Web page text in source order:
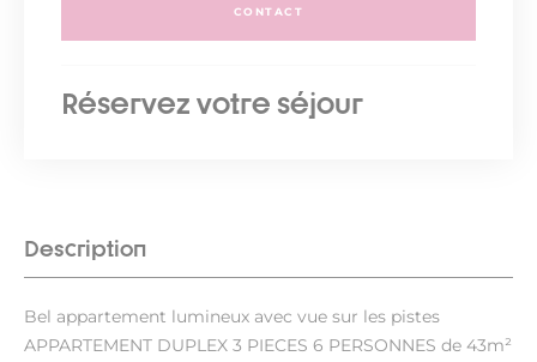
Description
Bel appartement lumineux avec vue sur les pistes
APPARTEMENT DUPLEX 3 PIECES 6 PERSONNES de 43m²
CONTACT
Réservez votre séjour